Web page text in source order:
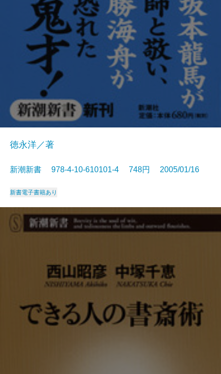
徳永洋／著
新潮新書 978-4-10-610101-4 748円 2005/01/16
新書電子書籍あり